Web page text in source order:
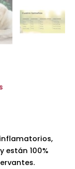
están 100%